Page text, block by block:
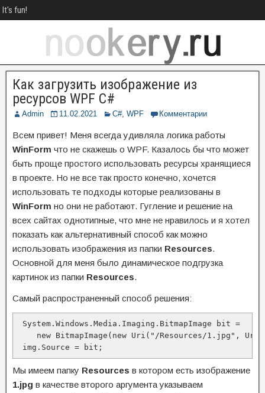
It's fun!
Как загрузить изображение из
ресурсов WPF C#
Admin 11.02.2021 C#, WPF Комментарии
Всем привет! Меня всегда удивляла логика работы
WinForm что не скажешь о WPF. Казалось бы что может
быть проще простого использовать ресурсы хранящиеся
в проекте. Но не все так просто конечно, хочется
использовать те подходы которые реализованы в
WinForm но они не работают. Гугление и решение на
всех сайтах однотипные, что мне не нравилось и я хотел
показать как альтернативный способ как можно
использовать изображения из папки Resources.
Основной для меня было динамическое подгрузка
картинок из папки Resources.
Самый распространенный способ решения:
System.Windows.Media.Imaging.BitmapImage bit =
new BitmapImage(new Uri("/Resources/1.jpg",
img.Source = bit;
Мы имеем папку Resources в котором есть изображение
1.jpg в качестве второго аргумента указываем